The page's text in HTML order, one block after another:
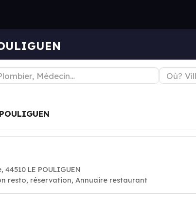
44510 LE POULIGUEN
resto, réservation, Annuaire restaurant